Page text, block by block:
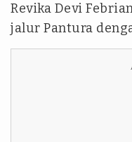
Revika Devi
jalur Pantura